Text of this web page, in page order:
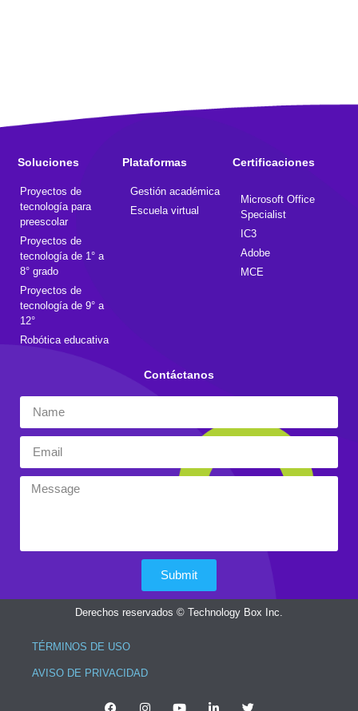
Soluciones
Proyectos de
tecnología para
preescolar
Proyectos de
tecnología de 1° a
8° grado
Proyectos de
tecnología de 9° a
12°
Robótica educativa
Plataformas
Gestión académica
Escuela virtual
Certificaciones
Microsoft Office
Specialist
IC3
Adobe
MCE
Contáctanos
Submit
Derechos reservados © Technology Box Inc.
TÉRMINOS DE USO
AVISO DE PRIVACIDAD